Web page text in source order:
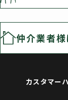
仲介業者
カスタマー